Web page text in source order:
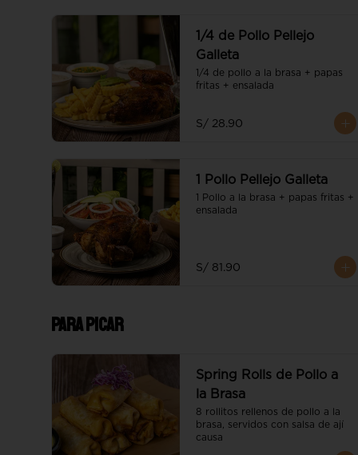
1/4 de Pollo Pellejo
Galleta
1/4 de pollo a la brasa + papas
fritas + ensalada
S/ 28.90
1 Pollo Pellejo Galleta
1 Pollo a la brasa + papas fritas +
ensalada
S/ 81.90
Para picar
Spring Rolls de Pollo a
la Brasa
8 rollitos rellenos de pollo a la
brasa, servidos con salsa de ají
causa